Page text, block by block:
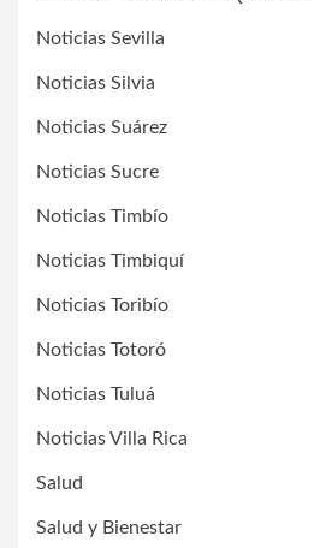
Noticias Sevilla
Noticias Silvia
Noticias Suárez
Noticias Sucre
Noticias Timbío
Noticias Timbiquí
Noticias Toribío
Noticias Totoró
Noticias Tuluá
Noticias Villa Rica
Salud
Salud y Bienestar